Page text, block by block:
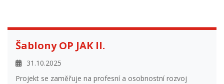
Šablony OP JAK II.
31.10.2025
pracovníků ve vzdělávání a podporu vzdělávání účastníků
zájmového vzdělávání.